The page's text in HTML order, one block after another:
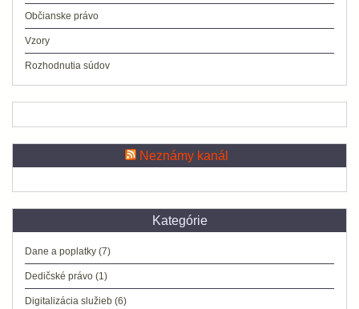
Občianske právo
Vzory
Rozhodnutia súdov
Neznámy kanál
Kategórie
Dane a poplatky (7)
Dedičské právo (1)
Digitalizácia služieb (6)